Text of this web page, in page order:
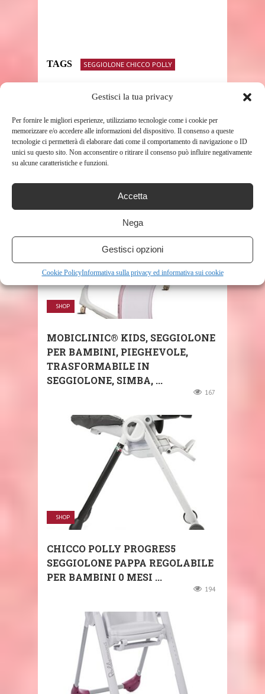
Gestisci la tua privacy
Per fornire le migliori esperienze, utilizziamo tecnologie come i cookie per
memorizzare e/o accedere alle informazioni del dispositivo. Il consenso a queste
tecnologie ci permetterà di elaborare dati come il comportamento di navigazione o ID
unici su questo sito. Non acconsentire o ritirare il consenso può influire negativamente
su alcune caratteristiche e funzioni.
Accetta
Nega
Gestisci opzioni
Cookie PolicyInformativa sulla privacy ed informativa sui cookie
TAGS SEGGIOLONE CHICCO POLLY
SHARE THIS POST
RELATED POSTS
SHOP
MOBICLINIC® KIDS, SEGGIOLONE
PER BAMBINI, PIEGHEVOLE,
TRASFORMABILE IN
SEGGIOLONE, SIMBA, ...
167
SHOP
CHICCO POLLY PROGRES5
SEGGIOLONE PAPPA REGOLABILE
PER BAMBINI 0 MESI ...
194